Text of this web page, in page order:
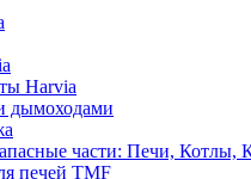
Harvia
дымоходами
части: Печи, Котлы,
печей TMF